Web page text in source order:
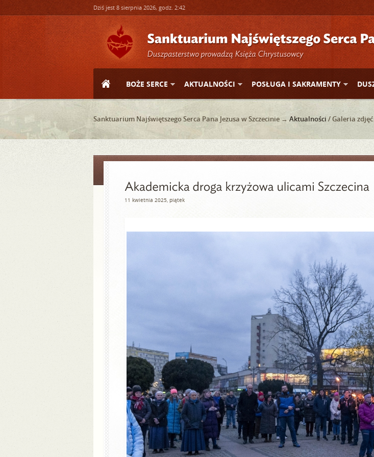
Dziś jest 8 sierpnia 2026, godz. 2:42
BOŻE SERCE AKTUALNOŚCI POSŁUGA I SAKRAMENTY
Sanktuarium Najświętszego Serca Pana Jezusa w Szczecinie → Aktualności / Galeria zdjęć
11 kwietnia 2025, piątek